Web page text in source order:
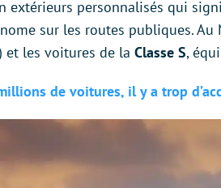
extérieurs personnalisés qui
sur les routes publiques. Au
et les voitures de la Classe S,
de voitures, il y a trop